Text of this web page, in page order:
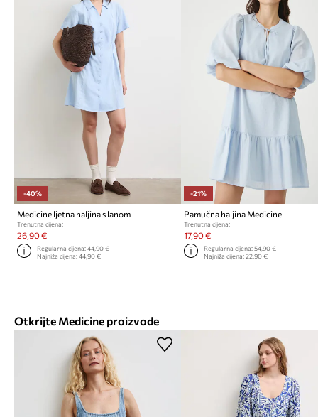
-40%
Medicine ljetna haljina s lanom
Trenutna cijena:
26,90 €
Regularna cijena:44,90 €
Najniža cijena:44,90 €
-21%
Pamučna haljina Medicine
Trenutna cijena:
17,90 €
Regularna cijena: 54,90 €
Najniža cijena: 22,90 €
Otkrijte Medicine proizvode